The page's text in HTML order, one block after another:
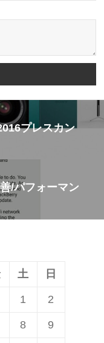
プレスカン
/パフォーマン
土 日
1 2
8 9